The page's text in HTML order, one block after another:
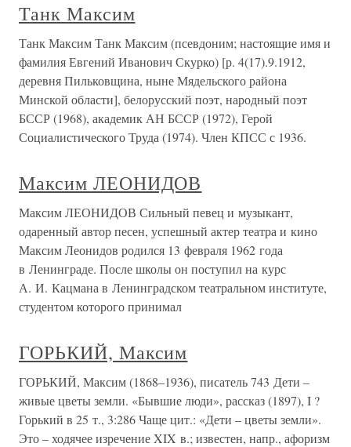
Танк Максим
Танк Максим Танк Максим (псевдоним; настоящие имя и
фамилия Евгений Иванович Скурко) [р. 4(17).9.1912,
деревня Пильковщина, ныне Мядельского района
Минской области], белорусский поэт, народный поэт
БССР (1968), академик АН БССР (1972), Герой
Социалистического Труда (1974). Член КПСС с 1936.
Максим ЛЕОНИДОВ
Максим ЛЕОНИДОВ Сильный певец и музыкант,
одаренный автор песен, успешный актер театра и кино
Максим Леонидов родился 13 февраля 1962 года
в Ленинграде. После школы он поступил на курс
А. И. Кацмана в Ленинградском театральном институте,
студентом которого принимал
ГОРЬКИЙ, Максим
ГОРЬКИЙ, Максим (1868–1936), писатель 743 Дети –
живые цветы земли. «Бывшие люди», рассказ (1897), I ?
Горький в 25 т., 3:286 Чаще цит.: «Дети – цветы земли».
Это – ходячее изречение XIX в.; известен, напр., афоризм